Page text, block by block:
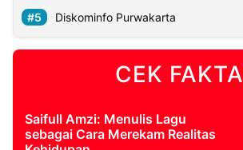
Diskominfo Purwakarta
CEK FAKTA
Saifull Amzi: Menulis Lagu
sebagai Cara Merekam Realitas